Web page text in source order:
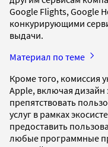
Google Flights, Google
конкурирующими
выдачи.
Материал по теме
Кроме того, комиссия
Apple, включая дизайн
препятствовать
услуг в рамках
предоставить
любые программные